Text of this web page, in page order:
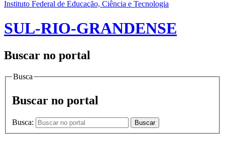
Instituto Federal de Educação, Ciência e Tecnologia
SUL-RIO-GRANDENSE
Buscar no portal
Busca
Buscar no portal
Busca: Buscar